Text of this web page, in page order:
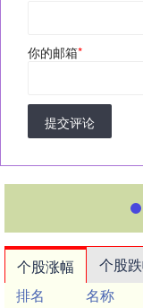
你的邮箱*
提交评论
个股涨幅 个股
排名
名称